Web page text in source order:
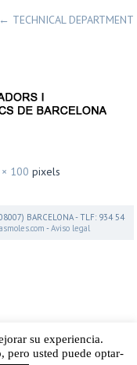
← TECHNICAL DEPARTMENT
100 pixels
BARCELONA - TLF: 934 54
-Aviso legal
su experiencia.
pero usted puede optar-